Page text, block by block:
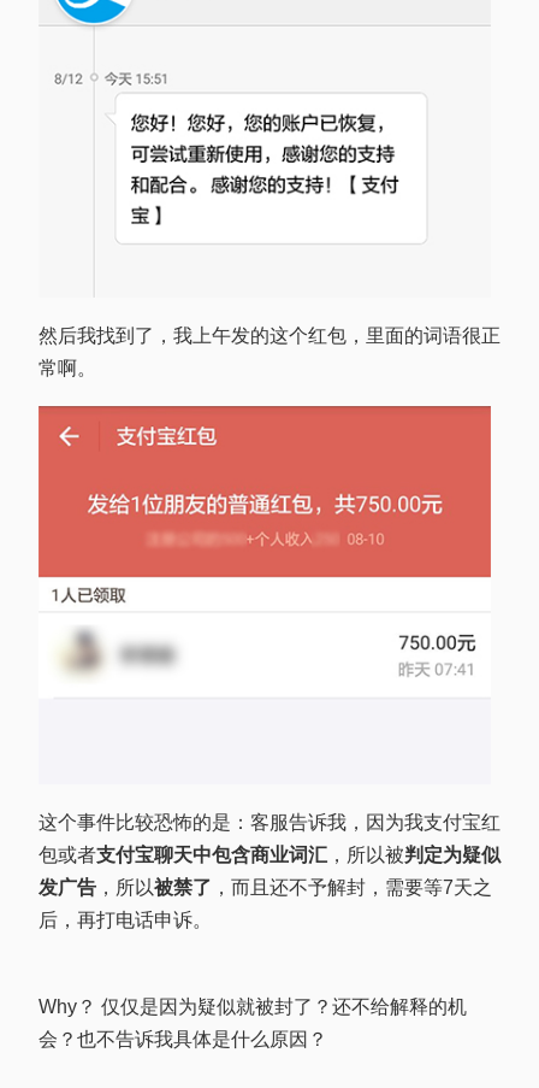
然后我找到了，我上午发的这个红包，里面的词语很正
常啊。
这个事件比较恐怖的是：客服告诉我，因为我支付宝红
包或者支付宝聊天中包含商业词汇 ，所以被判定为疑似
发广告 ，所以被禁了 ，而且还不予解封，需要等7天之
后，再打电话申诉。
Why？ 仅仅是因为疑似就被封了？还不给解释的机
会？也不告诉我具体是什么原因？